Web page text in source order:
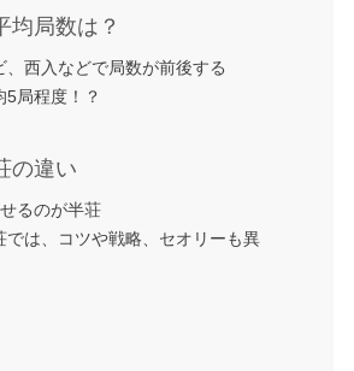
均局数は？
、西入などで局数が前後する
5局程度！？
の違い
るのが半荘
では、コツや戦略、セオリーも異